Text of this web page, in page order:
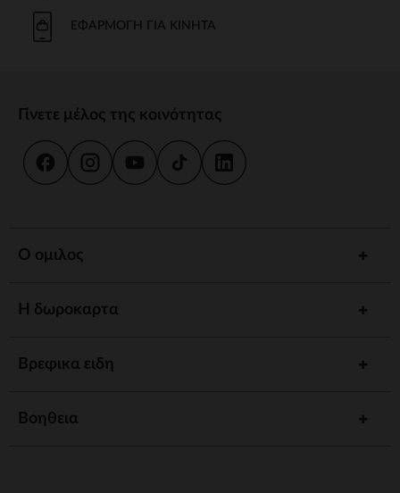
ΕΦΑΡΜΟΓΉ ΓΙΑ ΚΙΝΗΤΆ
Γίνετε μέλος της κοινότητας
Ο ομιλος
Η δωροκαρτα
Βρεφικα ειδη
Βοηθεια